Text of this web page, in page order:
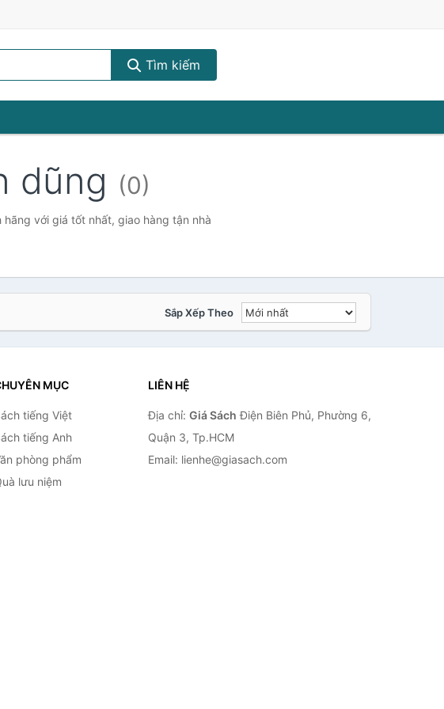
Tìm kiếm
dũng (0)
với giá tốt nhất, giao hàng tận nhà
Sắp Xếp Theo
MỤC
tiếng Việt
tiếng Anh
phòng phẩm
lưu niệm
LIÊN HỆ
Địa chỉ: Giá Sách Điện Biên Phủ, Phường 6,
Quận 3, Tp.HCM
Email: lienhe@giasach.com